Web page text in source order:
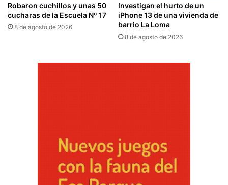
Robaron cuchillos y unas 50
cucharas de la Escuela Nº 17
8 de agosto de 2026
Investigan el hurto de un
iPhone 13 de una vivienda de
barrio La Loma
8 de agosto de 2026